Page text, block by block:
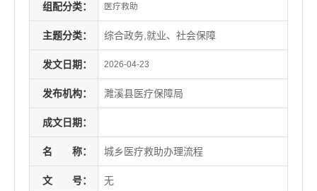
组配分类： 医疗救助
主题分类： 综合政务,就业、社会保障
发文日期： 2026-04-23
发布机构： 濉溪县医疗保障局
成文日期：
名 称： 城乡医疗救助办理流程
文 号： 无